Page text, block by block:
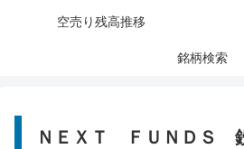
空売り残高推移
銘柄検索
ＮＥＸＴ ＦＵＮＤＳ